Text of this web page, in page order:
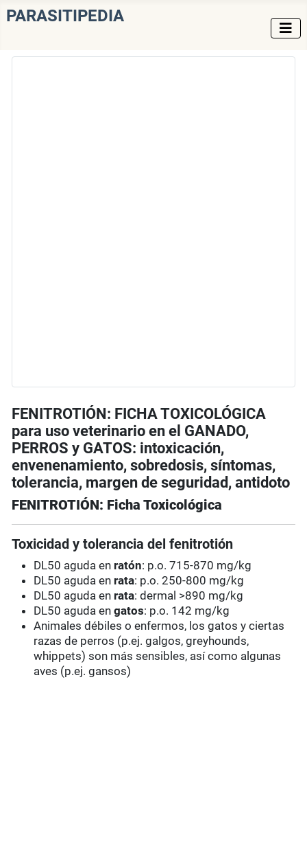
PARASITIPEDIA
FENITROTIÓN: FICHA TOXICOLÓGICA
para uso veterinario en el GANADO,
PERROS y GATOS: intoxicación,
envenenamiento, sobredosis, síntomas,
tolerancia, margen de seguridad, antidoto
FENITROTIÓN: Ficha Toxicológica
Toxicidad y tolerancia del fenitrotión
DL50 aguda en ratón: p.o. 715-870 mg/kg
DL50 aguda en rata: p.o. 250-800 mg/kg
DL50 aguda en rata: dermal >890 mg/kg
DL50 aguda engatos: p.o. 142 mg/kg
Animales débiles o enfermos, los gatos y ciertas
razas de perros (p.ej. galgos, greyhounds,
whippets) son más sensibles, así como algunas
aves (p.ej. gansos)